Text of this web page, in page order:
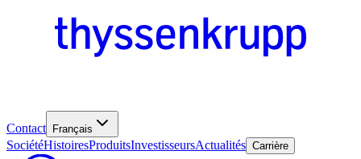
Contact Français
SociétéHistoiresProduitsInvestisseursActualités Carrière